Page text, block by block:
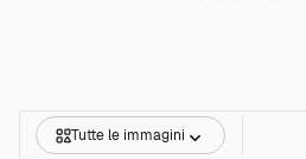
Tutte le immagini